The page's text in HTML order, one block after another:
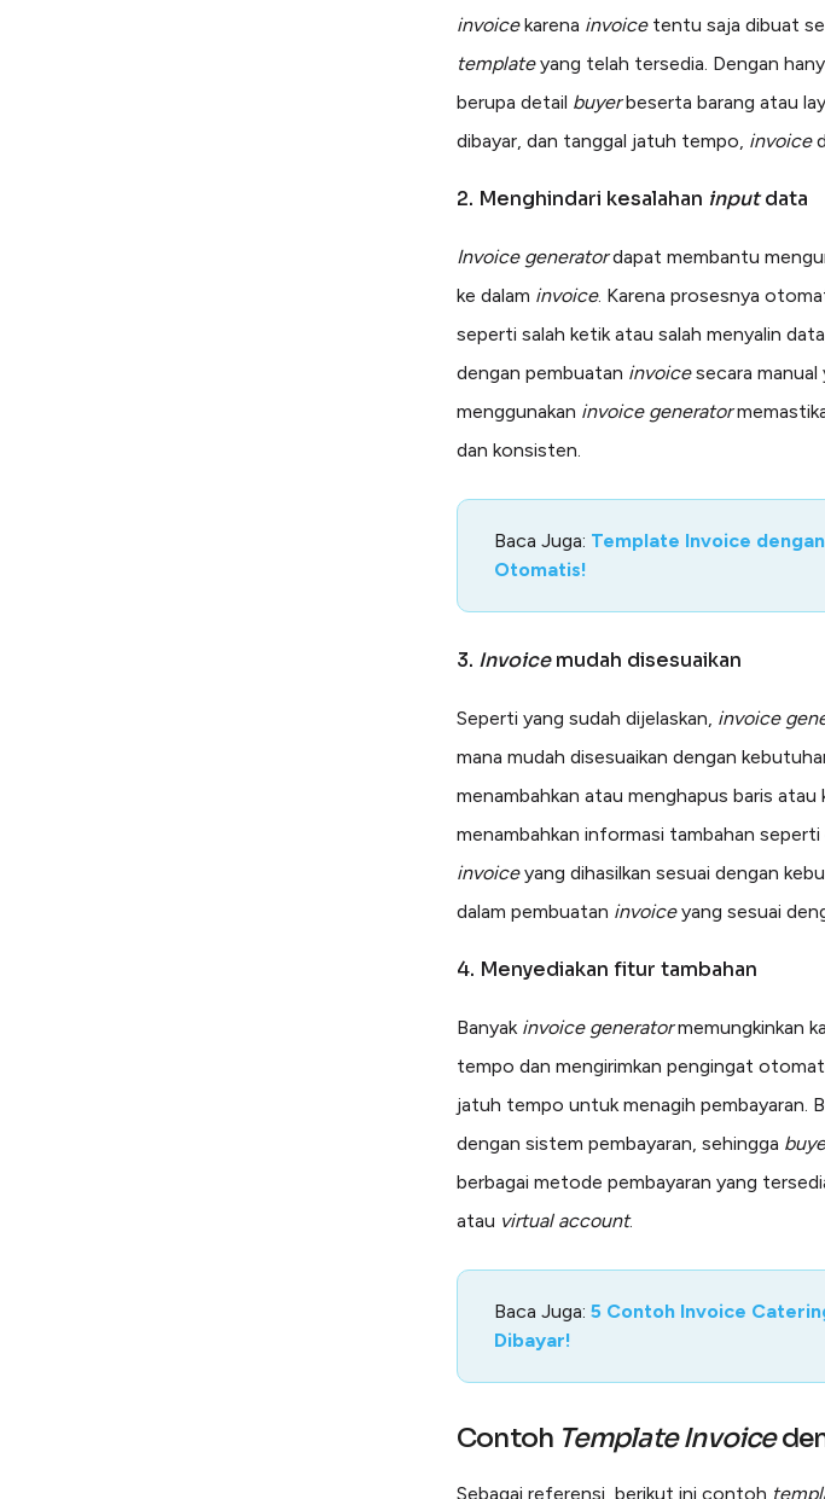
invoicekarena invoice tentu saja dibuat
templateyang telah tersedia. Dengan
berupa detail buyerbeserta barang atau
dibayar, dan tanggal jatuh tempo, invoice
2. Menghindari kesalahan inputdata
Invoice generatordapat membantu
ke dalam invoice. Karena prosesnya
seperti salah ketik atau salah menyalin
dengan pembuatan invoicesecara
menggunakan invoice generator
dan konsisten.
Baca Juga: Template Invoice
Otomatis!
3. Invoicemudah disesuaikan
Seperti yang sudah dijelaskan, invoice
mana mudah disesuaikan dengan
menambahkan atau menghapus baris
menambahkan informasi tambahan
invoiceyang dihasilkan sesuai dengan
dalam pembuatan invoiceyang sesuai
4. Menyediakan fitur tambahan
Banyakinvoice generatormemungkinkan
tempo dan mengirimkan pengingat
jatuh tempo untuk menagih pembayaran.
dengan sistem pembayaran, sehingga
berbagai metode pembayaran yang
atau virtual account.
Baca Juga: 5 Contoh Invoice
Dibayar!
Contoh Template Invoice
Sebagai referensi, berikut ini contoh